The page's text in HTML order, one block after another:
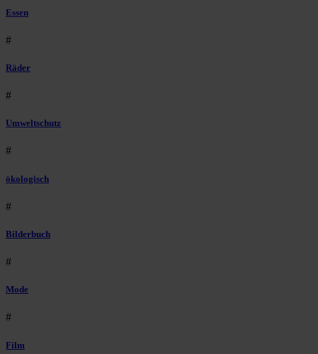
Essen
#
Räder
#
Umweltschutz
#
ökologisch
#
Bilderbuch
#
Mode
#
Film